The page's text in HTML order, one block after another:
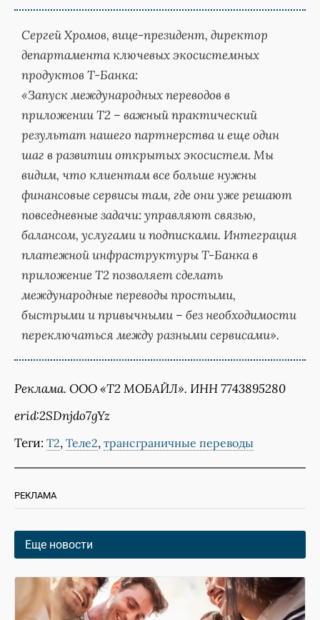
Сергей Хромов, вице-президент, директор
департамента ключевых экосистемных
продуктов Т-Банка:
«Запуск международных переводов в
приложении Т2 – важный практический
результат нашего партнерства и еще один
шаг в развитии открытых экосистем. Мы
видим, что клиентам все больше нужны
финансовые сервисы там, где они уже решают
повседневные задачи: управляют связью,
балансом, услугами и подписками. Интеграция
платежной инфраструктуры Т-Банка в
приложение Т2 позволяет сделать
международные переводы простыми,
быстрыми и привычными – без необходимости
переключаться между разными сервисами».
Реклама. ООО «Т2 МОБАЙЛ». ИНН 7743895280
erid:2SDnjdo7gYz
Теги: Т2, Теле2, трансграничные переводы
РЕКЛАМА
Еще новости